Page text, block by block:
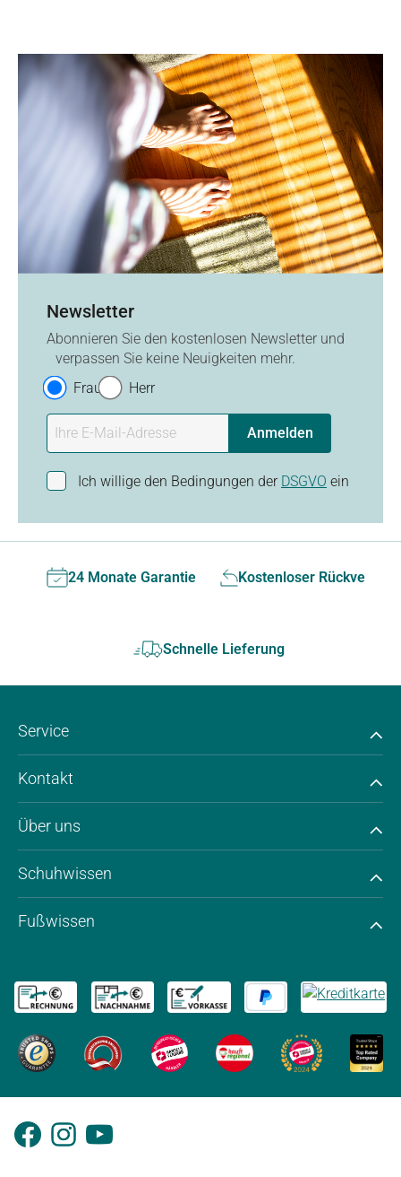
Newsletter
Abonnieren Sie den kostenlosen Newsletter und
verpassen Sie keine Neuigkeiten mehr.
Frau
Herr
Anmelden
Ich willige den Bedingungen der DSGVO ein
24 Monate Garantie Kostenloser Rückversand
Schnelle Lieferung
Service
Kontakt
Über uns
Schuhwissen
Fußwissen